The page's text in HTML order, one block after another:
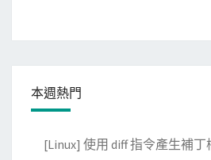
本週熱門
[Linux] 使用 diff 指令產生補